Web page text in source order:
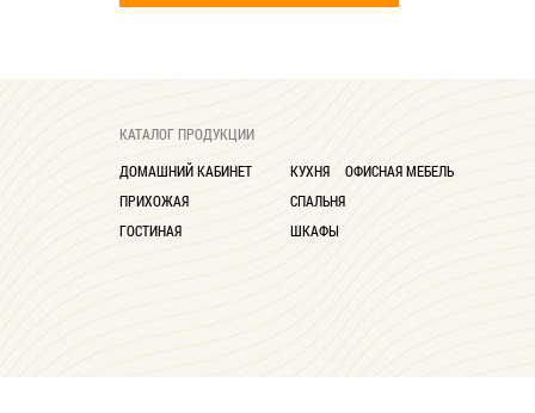
КАТАЛОГ ПРОДУКЦИИ
ДОМАШНИЙ КАБИНЕТ
ПРИХОЖАЯ
ГОСТИНАЯ
КУХНЯ
СПАЛЬНЯ
ШКАФЫ
ОФИСНАЯ МЕБЕЛЬ